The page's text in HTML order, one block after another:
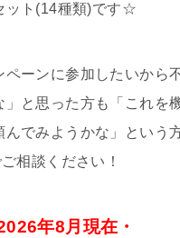
ット(14種類)です☆
ペーンに参加したいから
」と思った方も「これを
んでみようかな」という
相談ください！
年8月現在・